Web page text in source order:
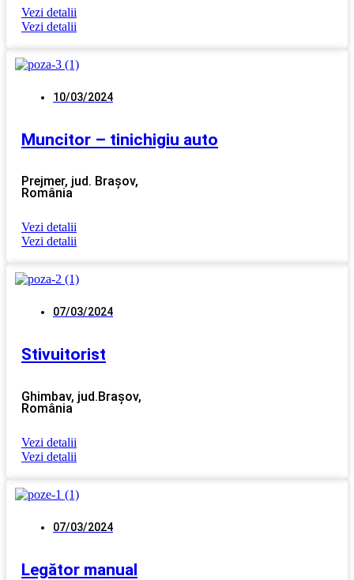
Vezi detalii
Vezi detalii
10/03/2024
Muncitor – tinichigiu auto
Prejmer, jud. Brașov,
România
Vezi detalii
Vezi detalii
07/03/2024
Stivuitorist
Ghimbav, jud.Brașov,
România
Vezi detalii
Vezi detalii
07/03/2024
Legător manual